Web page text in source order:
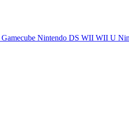
Gamecube Nintendo DS WII WII U